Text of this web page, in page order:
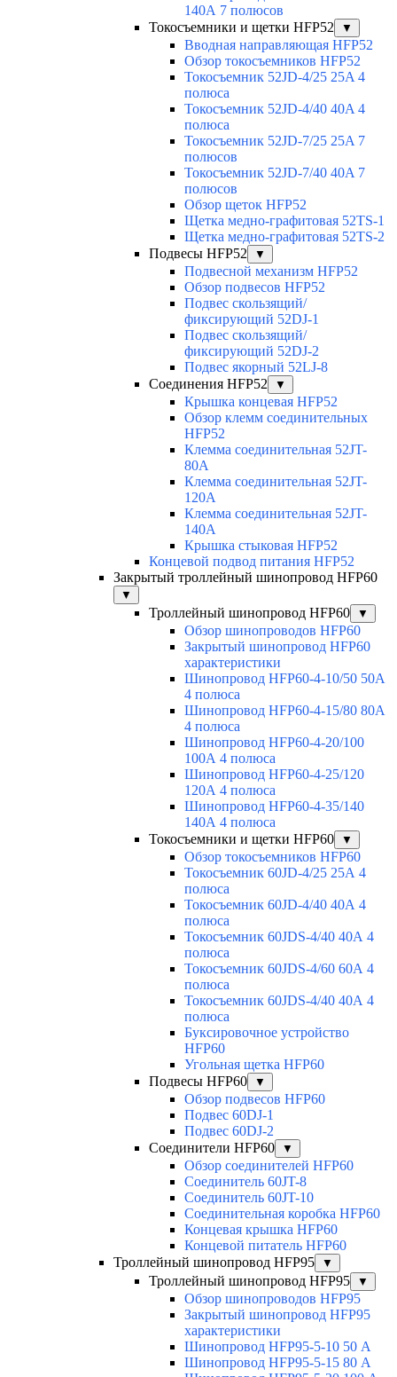
140А 7 полюсов
Токосъемники и щетки HFP52
▼
Вводная направляющая HFP52
Обзор токосъемников HFP52
Токосъемник 52JD-4/25 25A 4
полюса
Токосъемник 52JD-4/40 40A 4
полюса
Токосъемник 52JD-7/25 25A 7
полюсов
Токосъемник 52JD-7/40 40A 7
полюсов
Обзор щеток HFP52
Щетка медно-графитовая 52TS-1
Щетка медно-графитовая 52TS-2
Подвесы HFP52
▼
Подвесной механизм HFP52
Обзор подвесов HFP52
Подвес скользящий/
фиксирующий 52DJ-1
Подвес скользящий/
фиксирующий 52DJ-2
Подвес якорный 52LJ-8
Соединения HFP52
▼
Крышка концевая HFP52
Обзор клемм соединительных
HFP52
Клемма соединительная 52JT-
80A
Клемма соединительная 52JT-
120A
Клемма соединительная 52JT-
140A
Крышка стыковая HFP52
Концевой подвод питания HFP52
Закрытый троллейный шинопровод HFP60
▼
Троллейный шинопровод HFP60 ▼
Обзор шинопроводов HFP60
Закрытый шинопровод HFP60
характеристики
Шинопровод HFP60-4-10/50 50А
4 полюса
Шинопровод HFP60-4-15/80 80А
4 полюса
Шинопровод HFP60-4-20/100
100А 4 полюса
Шинопровод HFP60-4-25/120
120А 4 полюса
Шинопровод HFP60-4-35/140
140А 4 полюса
Токосъемники и щетки HFP60
▼
Обзор токосъемников HFP60
Токосъемник 60JD-4/25 25А 4
полюса
Токосъемник 60JD-4/40 40А 4
полюса
Токосъемник 60JDS-4/40 40А 4
полюса
Токосъемник 60JDS-4/60 60А 4
полюса
Токосъемник 60JDS-4/40 40А 4
полюса
Буксировочное устройство
HFP60
Угольная щетка HFP60
Подвесы HFP60
▼
Обзор подвесов HFP60
Подвес 60DJ-1
Подвес 60DJ-2
Соединители HFP60
▼
Обзор соединителей HFP60
Соединитель 60JT-8
Соединитель 60JT-10
Соединительная коробка HFP60
Концевая крышка HFP60
Концевой питатель HFP60
Троллейный шинопровод HFP95
▼
Троллейный шинопровод HFP95 ▼
Обзор шинопроводов HFP95
Закрытый шинопровод HFP95
характеристики
Шинопровод HFP95-5-10 50 А
Шинопровод HFP95-5-15 80 А